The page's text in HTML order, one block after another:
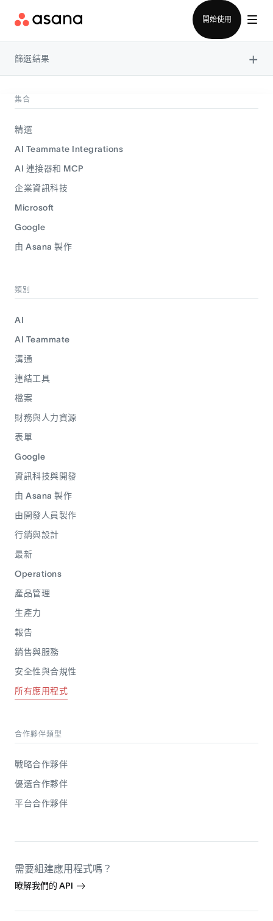
開始使用
篩選結果 ×
集合
精選
AI Teammate Integrations
AI 連接器和 MCP
企業資訊科技
Microsoft
Google
由 Asana 製作
類別
AI
AI Teammate
溝通
連結工具
檔案
財務與人力資源
表單
Google
資訊科技與開發
由 Asana 製作
由開發人員製作
行銷與設計
最新
Operations
產品管理
生產力
報告
銷售與服務
安全性與合規性
所有應用程式
合作夥伴類型
戰略合作夥伴
優選合作夥伴
平台合作夥伴
需要組建應用程式嗎？
瞭解我們的 API